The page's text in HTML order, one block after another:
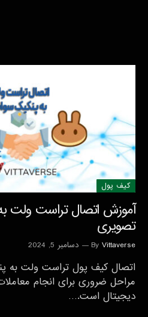
کیف پول
آموزش اتصال تراست ولت
تصویری
By Vittaverse دسامبر 5, 2024
اتصال کیف پول تراست ولت به
مراحل ضروری برای انجام
دیجیتال است.…